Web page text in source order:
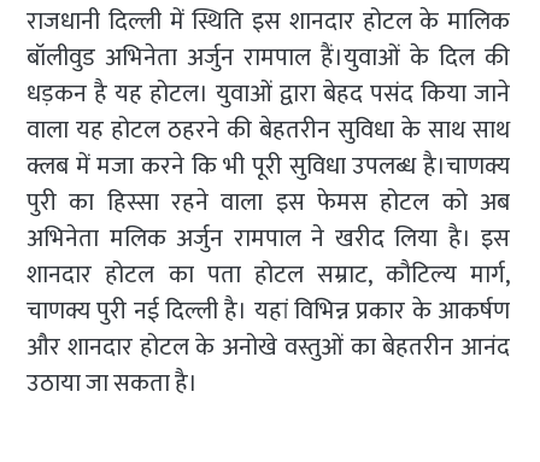
राजधानी दिल्ली में स्थिति इस शानदार होटल के मालिक
बॉलीवुड अभिनेता अर्जुन रामपाल हैं।युवाओं के दिल की
धड़कन है यह होटल। युवाओं द्वारा बेहद पसंद किया जाने
वाला यह होटल ठहरने की बेहतरीन सुविधा के साथ साथ
क्लब में मजा करने कि भी पूरी सुविधा उपलब्ध है।चाणक्य
पुरी का हिस्सा रहने वाला इस फेमस होटल को अब
अभिनेता मलिक अर्जुन रामपाल ने खरीद लिया है। इस
शानदार होटल का पता होटल सम्राट, कौटिल्य मार्ग,
चाणक्य पुरी नई दिल्ली है। यहां विभिन्न प्रकार के आकर्षण
और शानदार होटल के अनोखे वस्तुओं का बेहतरीन आनंद
उठाया जा सकता है।